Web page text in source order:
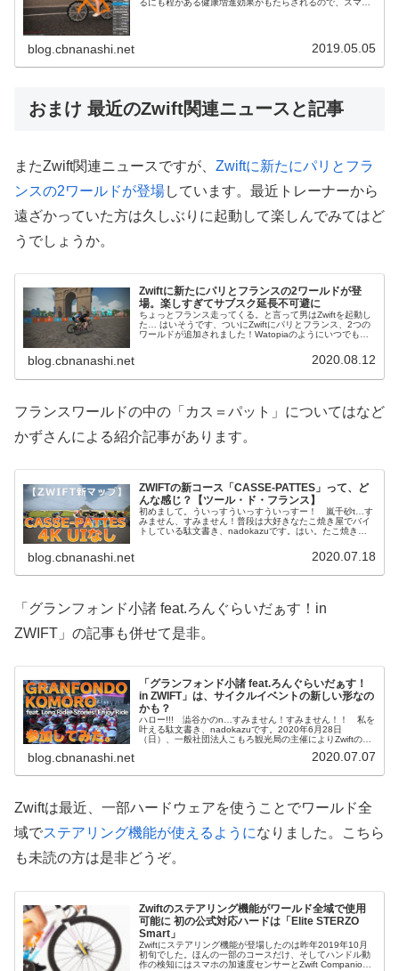
るにも程がある健康増進効果がもたらされるので、スマー
blog.cbnanashi.net 2019.05.05
おまけ 最近のZwift関連ニュースと記事
またZwift関連ニュースですが、 Zwiftに新たにパリとフラ
ンスの2ワールドが登場しています。最近トレーナーから
遠ざかっていた方は久しぶりに起動して楽しんでみてはど
うでしょうか。
Zwiftに新たにパリとフランスの2ワールドが登
場。楽しすぎてサブスク延長不可避に
ちょっとフランス走ってくる。と言って男はZwiftを起動し
た… はいそうです、ついにZwiftにパリとフランス、2つの
ワールドが追加されました！Watopiaのようにいつでも走
blog.cbnanashi.net 2020.08.12
フランスワールドの中の「カス＝パット」についてはなど
かずさんによる紹介記事があります。
ZWIFTの新コース「CASSE-PATTES」って、ど
んな感じ？【ツール・ド・フランス】
初めまして。ういっすういっすういっすー！ 嵐千砂t…す
みません、すみません！普段は大好きなたこ焼き屋でバイ
トしている駄文書き、nadokazuです。はい。たこ焼き丼
blog.cbnanashi.net 2020.07.18
「グランフォンド小諸 feat.ろんぐらいだぁす！in
ZWIFT」の記事も併せて是非。
「グランフォンド小諸 feat.ろんぐらいだぁす！
in ZWIFT」は、サイクルイベントの新しい形なの
かも？
ハロー!!! 澁谷かのn…すみません！すみません！！ 私を
叶える駄文書き、nadokazuです。2020年6月28日
（日）、一般社団法人こもろ観光局の主催によりZwiftの仮
blog.cbnanashi.net 2020.07.07
Zwiftは最近、一部ハードウェアを使うことでワールド全
域でステアリング機能が使えるようになりました。こちら
も未読の方は是非どうぞ。
Zwiftのステアリング機能がワールド全域で使用
可能に 初の公式対応ハードは「Elite STERZO
Smart」
Zwiftにステアリング機能が登場したのは昨年2019年10月
初旬でした。ほんの一部のコースだけ、そしてハンドル動
作の検知にはスマホの加速度センサーとZwift Companion